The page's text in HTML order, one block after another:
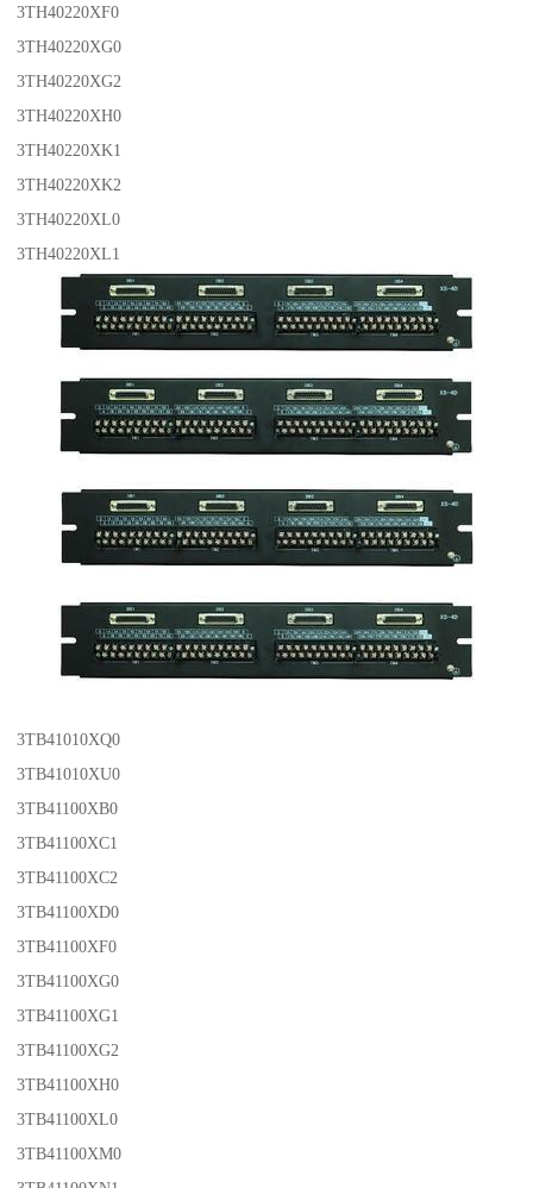
3TH40220XF0
3TH40220XG0
3TH40220XG2
3TH40220XH0
3TH40220XK1
3TH40220XK2
3TH40220XL0
3TH40220XL1
3TB41010XQ0
3TB41010XU0
3TB41100XB0
3TB41100XC1
3TB41100XC2
3TB41100XD0
3TB41100XF0
3TB41100XG0
3TB41100XG1
3TB41100XG2
3TB41100XH0
3TB41100XL0
3TB41100XM0